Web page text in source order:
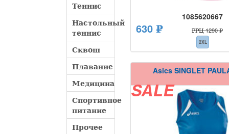
Теннис
Настольный
теннис
Сквош
Плавание
Медицина
Спортивное
питание
Прочее
1085620667
630 ₽ РРЦ 1290 ₽
2XL
Asics SINGLET
SALE